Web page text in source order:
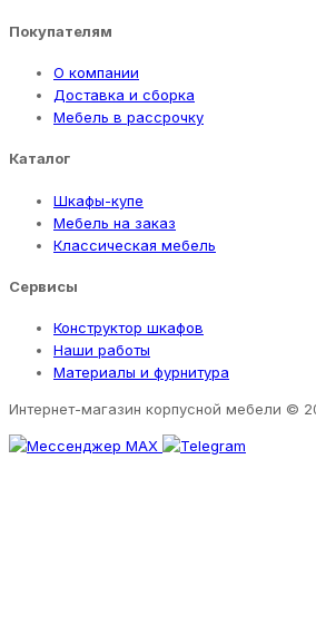
Покупателям
О компании
Доставка и сборка
Мебель в рассрочку
Каталог
Шкафы-купе
Мебель на заказ
Классическая мебель
Сервисы
Конструктор шкафов
Наши работы
Материалы и фурнитура
Интернет-магазин корпусной мебели ©